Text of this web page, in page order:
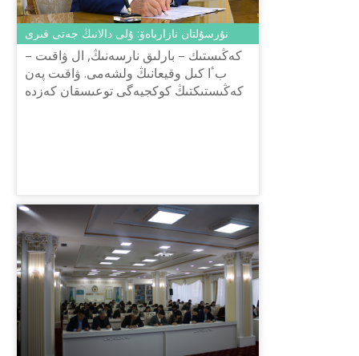
نۇرسۇلتان نازارباەۆ: ۇلى دالانىڭ جەتى قىرى
كەڭىستىك – بارلىق نارسەنىڭ, ال ۋاقىت –
بٴا كىل وقيعانىڭ ولشەمى. ۋاقىت پەن
كەڭىستىكتىڭ كوكجيەگى توعىسقان كەزدە